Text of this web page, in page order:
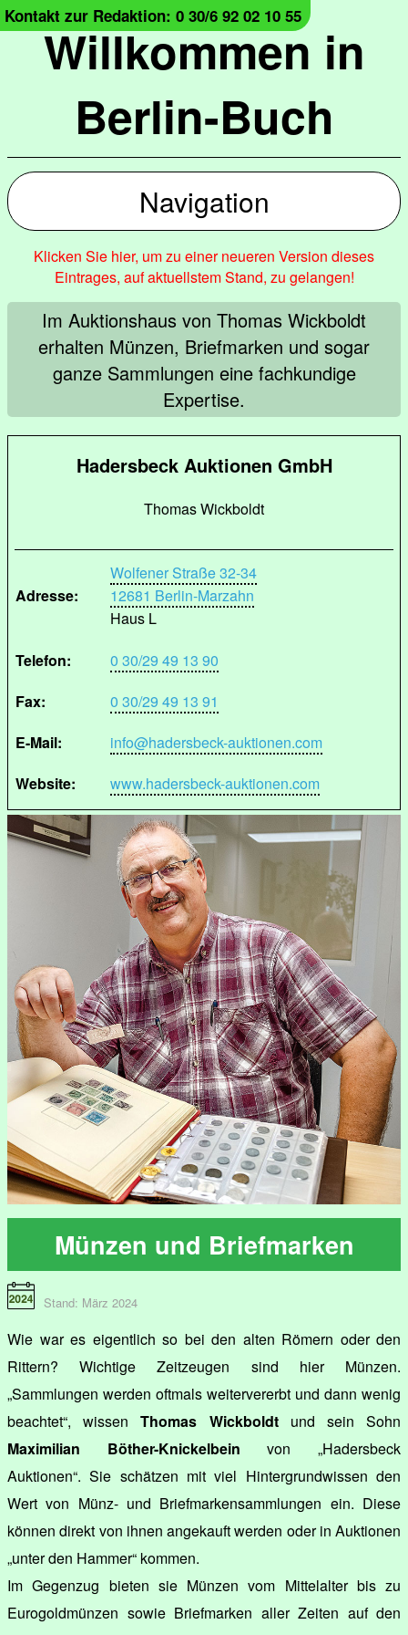
Willkommen in
Berlin-Buch
Kontakt zur Redaktion: 0 30/6 92 02 10 55
Navigation
Klicken Sie hier, um zu einer neueren Version dieses
Eintrages, auf aktuellstem Stand, zu gelangen!
Im Auktionshaus von Thomas Wickboldt
erhalten Münzen, Briefmarken und sogar
ganze Sammlungen eine fachkundige
Expertise.
Hadersbeck Auktionen GmbH
Thomas Wickboldt
Adresse:
Wolfener Straße 32-34
12681 Berlin-Marzahn
Haus L
Telefon:
0 30/29 49 13 90
Fax:
0 30/29 49 13 91
E-Mail:
info@hadersbeck-auktionen.com
Website:
www.hadersbeck-auktionen.com
Münzen und Briefmarken
Stand: März 2024
Wie war es eigentlich so bei den alten Römern oder den
Rittern? Wichtige Zeitzeugen sind hier Münzen.
„Sammlungen werden oftmals weitervererbt und dann wenig
beachtet“, wissenThomas Wickboldtund sein Sohn
Maximilian Böther-Knickelbein von „Hadersbeck
Auktionen“. Sie schätzen mit viel Hintergrundwissen den
Wert von Münz- und Briefmarkensammlungen ein. Diese
können direkt von ihnen angekauft werden oder in Auktionen
„unter den Hammer“ kommen.
Im Gegenzug bieten sie Münzen vom Mittelalter bis zu
Eurogoldmünzen sowie Briefmarken aller Zeiten auf den